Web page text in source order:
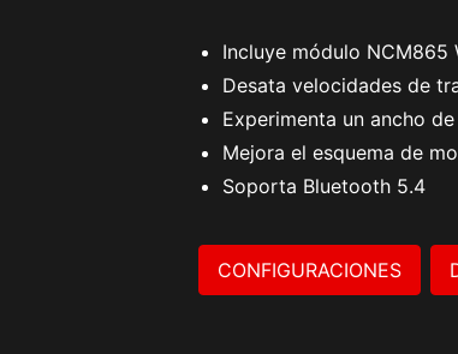
Incluye módulo NCM865
Desata velocidades de
Experimenta un ancho
Mejora el esquema de
Soporta Bluetooth 5.4
CONFIGURACIONES